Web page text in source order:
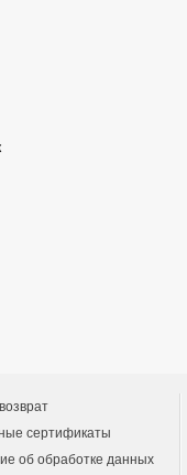
сертификаты
об обработке данных